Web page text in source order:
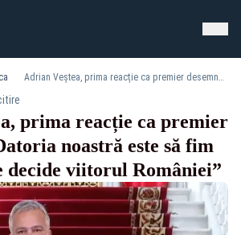
Adrian Veștea, prima reacție ca premier desemnat: „Datoria noastră este să fim acolo unde se decide viitorul României”
prima reacție ca premier
noastră este să fim
decide viitorul României”